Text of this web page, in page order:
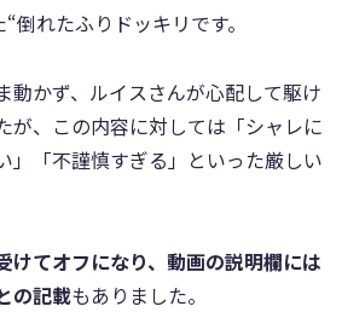
倒れたふりドッキリです。
動かず、ルイスさんが心配して駆け
が、この内容に対しては「シャレに
」「不謹慎すぎる」といった厳しい
けてオフになり、動画の説明欄には
の記載もありました。